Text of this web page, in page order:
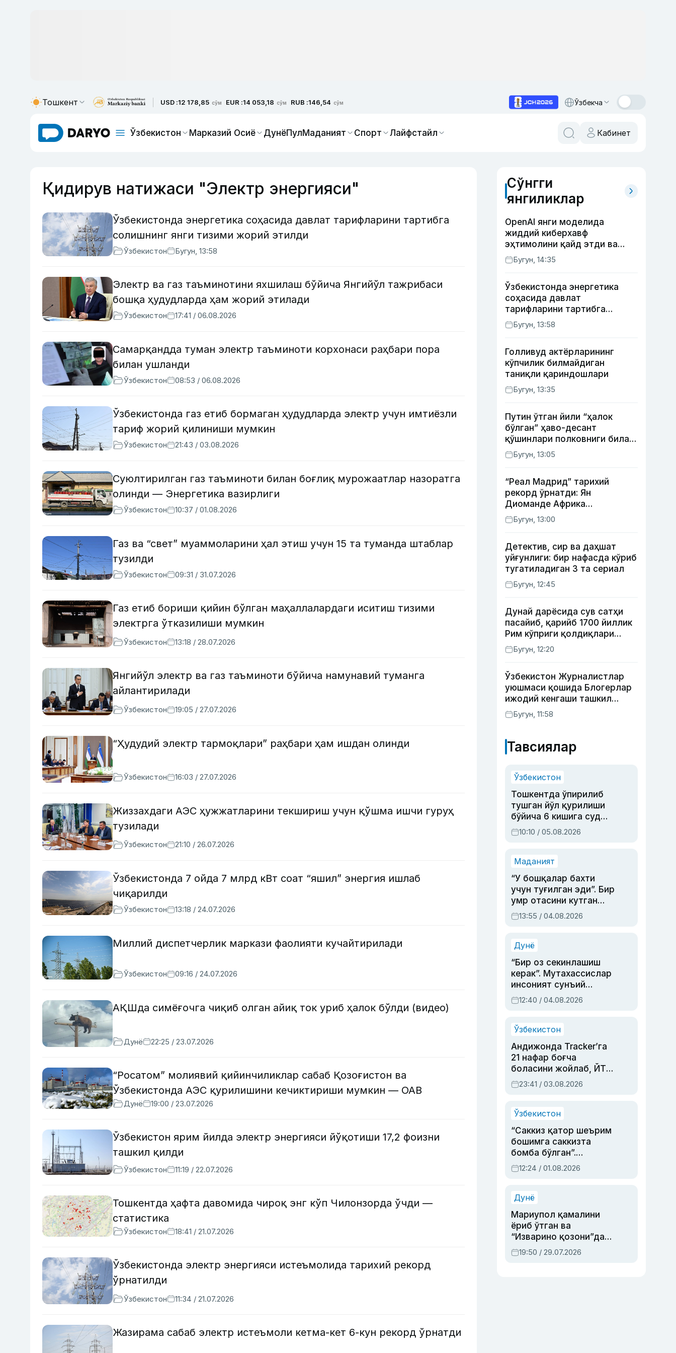
Тошкент USD :12 178,85 сўм EUR :14 053,18 сўм RUB :146,54 сўм Ўзбекча
Ўзбекистон Марказий Осиё ДунёПулМаданият Спорт Лайфстайл Кабинет
Қидирув натижаси "Электр энергияси"
Ўзбекистонда энергетика соҳасида давлат тарифларини тартибга
солишнинг янги тизими жорий этилди
Ўзбекистон Бугун, 13:58
Электр ва газ таъминотини яхшилаш бўйича Янгийўл тажрибаси
бошқа ҳудудларда ҳам жорий этилади
Ўзбекистон 17:41 / 06.08.2026
Самарқандда туман электр таъминоти корхонаси раҳбари пора
билан ушланди
Ўзбекистон 08:53 / 06.08.2026
Ўзбекистонда газ етиб бормаган ҳудудларда электр учун имтиёзли
тариф жорий қилиниши мумкин
Ўзбекистон 21:43 / 03.08.2026
Суюлтирилган газ таъминоти билан боғлиқ мурожаатлар назоратга
олинди — Энергетика вазирлиги
Ўзбекистон 10:37 / 01.08.2026
Газ ва “свет” муаммоларини ҳал этиш учун 15 та туманда штаблар
тузилди
Ўзбекистон 09:31 / 31.07.2026
Газ етиб бориши қийин бўлган маҳаллалардаги иситиш тизими
электрга ўтказилиши мумкин
Ўзбекистон 13:18 / 28.07.2026
Янгийўл электр ва газ таъминоти бўйича намунавий туманга
айлантирилади
Ўзбекистон 19:05 / 27.07.2026
“Ҳудудий электр тармоқлари” раҳбари ҳам ишдан олинди
Ўзбекистон 16:03 / 27.07.2026
Жиззахдаги АЭС ҳужжатларини текшириш учун қўшма ишчи гуруҳ
тузилади
Ўзбекистон 21:10 / 26.07.2026
Ўзбекистонда 7 ойда 7 млрд кВт соат “яшил” энергия ишлаб
чиқарилди
Ўзбекистон 13:18 / 24.07.2026
Миллий диспетчерлик маркази фаолияти кучайтирилади
Ўзбекистон 09:16 / 24.07.2026
АҚШда симёғочга чиқиб олган айиқ ток уриб ҳалок бўлди (видео)
Дунё 22:25 / 23.07.2026
“Росатом” молиявий қийинчиликлар сабаб Қозоғистон ва
Ўзбекистонда АЭС қурилишини кечиктириши мумкин — ОАВ
Дунё 19:00 / 23.07.2026
Ўзбекистон ярим йилда электр энергияси йўқотиши 17,2 фоизни
ташкил қилди
Ўзбекистон 11:19 / 22.07.2026
Тошкентда ҳафта давомида чироқ энг кўп Чилонзорда ўчди —
статистика
Ўзбекистон 18:41 / 21.07.2026
Ўзбекистонда электр энергияси истеъмолида тарихий рекорд
ўрнатилди
Ўзбекистон 11:34 / 21.07.2026
Жазирама сабаб электр истеъмоли кетма-кет 6-кун рекорд ўрнатди
Сўнгги
янгиликлар
OpenAI янги моделида
жиддий киберхавф
эҳтимолини қайд этди ва
хавфсизлик чораларини
кучайтирди
Бугун, 14:35
Ўзбекистонда энергетика
соҳасида давлат
тарифларини тартибга
солишнинг янги тизими
жорий этилди
Бугун, 13:58
Голливуд актёрларининг
кўпчилик билмайдиган
таниқли қариндошлари
Бугун, 13:35
Путин ўтган йили “ҳалок
бўлган” ҳаво-десант
қўшинлари полковниги билан
телефон орқали
суҳбатлашди
Бугун, 13:05
“Реал Мадрид” тарихий
рекорд ўрнатди: Ян
Диоманде Африка
футболидаги энг қиммат
трансферга айланди
Бугун, 13:00
Детектив, сир ва даҳшат
уйғунлиги: бир нафасда кўриб
тугатиладиган 3 та сериал
Бугун, 12:45
Дунай дарёсида сув сатҳи
пасайиб, қарийб 1700 йиллик
Рим кўприги қолдиқлари
кўринди
Бугун, 12:20
Ўзбекистон Журналистлар
уюшмаси қошида Блогерлар
ижодий кенгаши ташкил
этилди
Бугун, 11:58
Тавсиялар
Ўзбекистон
Тошкентда ўпирилиб
тушган йўл қурилиши
бўйича 6 кишига суд
ҳукми ўқилди
10:10 / 05.08.2026
Маданият
“У бошқалар бахти
учун туғилган эди”. Бир
умр отасини кутган
актриса ва дубльяж
устаси Римма
синовларга тўла ҳаёти
13:55 / 04.08.2026
Дунё
“Бир оз секинлашиш
керак”. Мутахассислар
инсоният сунъий
интеллектни бошқара
олмай қолишидан
12:40 / 04.08.2026
Ўзбекистон
Андижонда Tracker’га
21 нафар боғча
боласини жойлаб, ЙТҲ
содир этган аёлга суд
ҳукми ўқилди
23:41 / 03.08.2026
Ўзбекистон
“Саккиз қатор шеърим
бошимга саккизта
бомба бўлган”.
Абдулла Ориповни
сиёсий айбловлардан
12:24 / 01.08.2026
Дунё
Мариупол қамалини
ёриб ўтган ва
“Изварино қозони”дан
чиққан қаҳрамон —
Украина армияси бош
19:50 / 29.07.2026